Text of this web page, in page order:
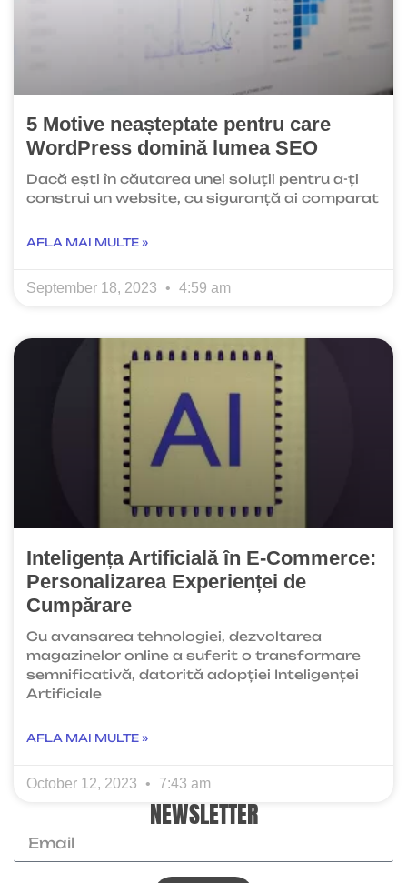
NEWSLETTER
5 Motive neașteptate pentru care
WordPress domină lumea SEO
Dacă ești în căutarea unei soluții pentru a-ți
construi un website, cu siguranță ai comparat
AFLA MAI MULTE »
September 18, 2023 4:59 am
Inteligența Artificială în E-Commerce:
Personalizarea Experienței de
Cumpărare
Cu avansarea tehnologiei, dezvoltarea
magazinelor online a suferit o transformare
semnificativă, datorită adopției Inteligenței
Artificiale
AFLA MAI MULTE »
October 12, 2023 7:43 am